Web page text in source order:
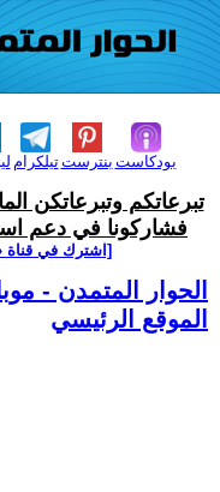
تيلكرامبنترست بودكاست
تبرعاتكم وتبرعاتكن
فشاركونا في دعم
[اشترك في قناة
الحوار المتمدن -
الموقع الرئيسي